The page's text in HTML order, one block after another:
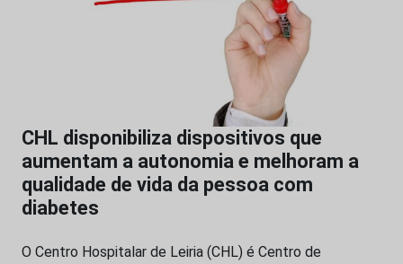
CHL disponibiliza dispositivos que
aumentam a autonomia e melhoram a
qualidade de vida da pessoa com
diabetes
O Centro Hospitalar de Leiria (CHL) é Centro de